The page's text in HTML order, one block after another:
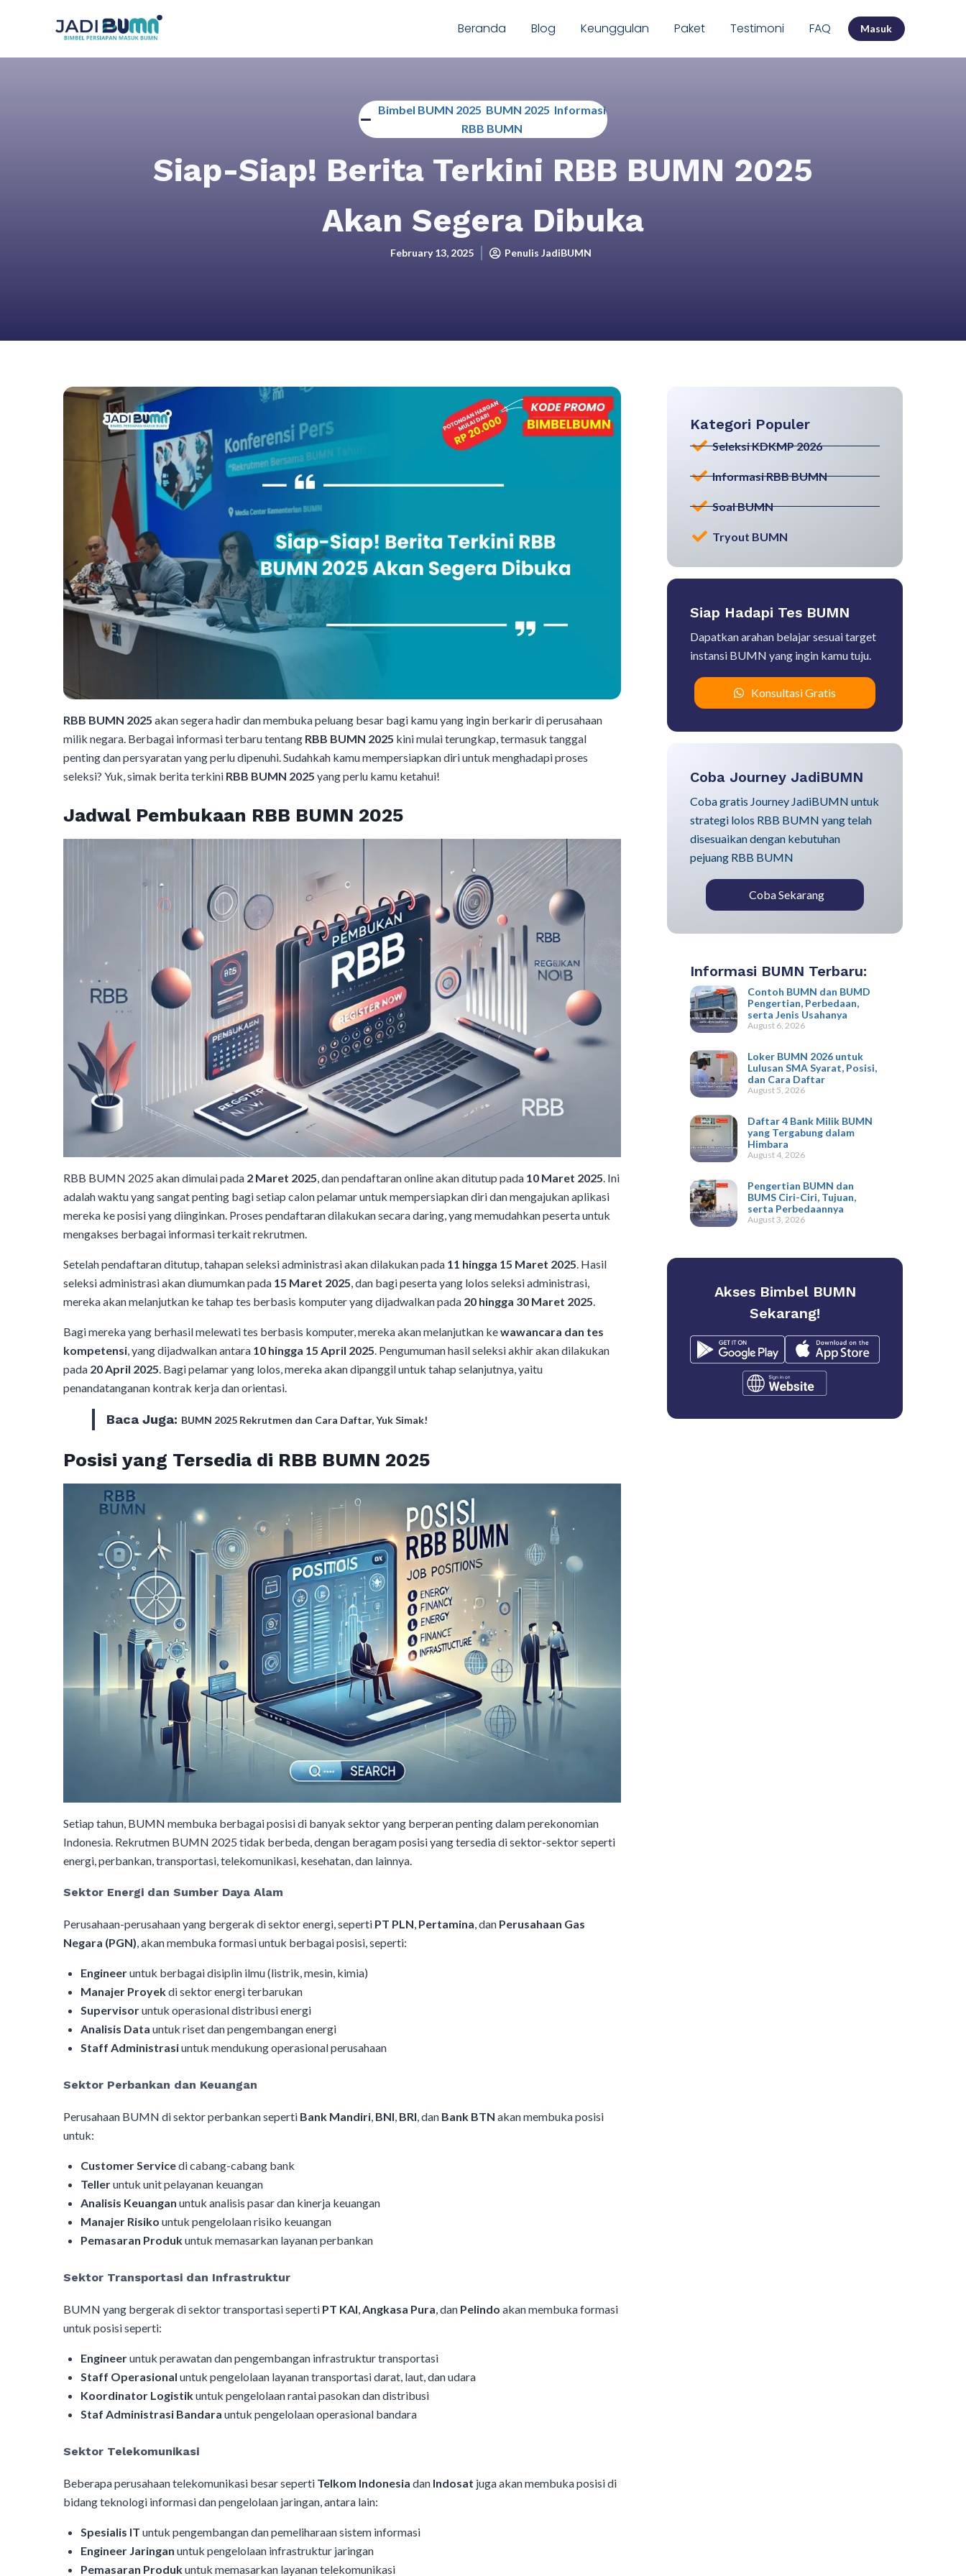
Beranda Blog Keunggulan Paket Testimoni FAQ Masuk
Bimbel BUMN 2025 BUMN 2025 Informasi
RBB BUMN
Siap-Siap! Berita Terkini RBB BUMN 2025
Akan Segera Dibuka
February 13, 2025 Penulis JadiBUMN
RBB BUMN 2025 akan segera hadir dan membuka peluang besar bagi kamu yang ingin berkarir di perusahaan
milik negara. Berbagai informasi terbaru tentang RBB BUMN 2025 kini mulai terungkap, termasuk tanggal
penting dan persyaratan yang perlu dipenuhi. Sudahkah kamu mempersiapkan diri untuk menghadapi proses
seleksi? Yuk, simak berita terkini RBB BUMN 2025 yang perlu kamu ketahui!
Jadwal Pembukaan RBB BUMN 2025
RBB BUMN 2025 akan dimulai pada 2 Maret 2025, dan pendaftaran online akan ditutup pada 10 Maret 2025. Ini
adalah waktu yang sangat penting bagi setiap calon pelamar untuk mempersiapkan diri dan mengajukan aplikasi
mereka ke posisi yang diinginkan. Proses pendaftaran dilakukan secara daring, yang memudahkan peserta untuk
mengakses berbagai informasi terkait rekrutmen.
Setelah pendaftaran ditutup, tahapan seleksi administrasi akan dilakukan pada 11 hingga 15 Maret 2025. Hasil
seleksi administrasi akan diumumkan pada 15 Maret 2025, dan bagi peserta yang lolos seleksi administrasi,
mereka akan melanjutkan ke tahap tes berbasis komputer yang dijadwalkan pada 20 hingga 30 Maret 2025.
Bagi mereka yang berhasil melewati tes berbasis komputer, mereka akan melanjutkan kewawancara dan tes
kompetensi, yang dijadwalkan antara 10 hingga 15 April 2025. Pengumuman hasil seleksi akhir akan dilakukan
pada 20 April 2025. Bagi pelamar yang lolos, mereka akan dipanggil untuk tahap selanjutnya, yaitu
penandatanganan kontrak kerja dan orientasi.
Baca Juga: BUMN 2025 Rekrutmen dan Cara Daftar, Yuk Simak!
Posisi yang Tersedia di RBB BUMN 2025
Setiap tahun, BUMN membuka berbagai posisi di banyak sektor yang berperan penting dalam perekonomian
Indonesia. Rekrutmen BUMN 2025 tidak berbeda, dengan beragam posisi yang tersedia di sektor-sektor seperti
energi, perbankan, transportasi, telekomunikasi, kesehatan, dan lainnya.
Sektor Energi dan Sumber Daya Alam
Perusahaan-perusahaan yang bergerak di sektor energi, seperti PT PLN Pertamina , dan Perusahaan Gas
Negara (PGN) , akan membuka formasi untuk berbagai posisi, seperti:
Engineeruntuk berbagai disiplin ilmu (listrik, mesin, kimia)
Manajer Proyekdi sektor energi terbarukan
Supervisoruntuk operasional distribusi energi
Analisis Data untuk riset dan pengembangan energi
Staff Administrasiuntuk mendukung operasional perusahaan
Sektor Perbankan dan Keuangan
Perusahaan BUMN di sektor perbankan seperti Bank Mandiri BNI BRI , dan Bank BTN akan membuka posisi
untuk:
Customer Servicedi cabang-cabang bank
Telleruntuk unit pelayanan keuangan
Analisis Keuangan untuk analisis pasar dan kinerja keuangan
Manajer Risiko untuk pengelolaan risiko keuangan
Pemasaran Produkuntuk memasarkan layanan perbankan
Sektor Transportasi dan Infrastruktur
BUMN yang bergerak di sektor transportasi seperti PT KAI Angkasa Pura , dan Pelindo akan membuka formasi
untuk posisi seperti:
Engineeruntuk perawatan dan pengembangan infrastruktur transportasi
Staff Operasional untuk pengelolaan layanan transportasi darat, laut, dan udara
Koordinator Logistikuntuk pengelolaan rantai pasokan dan distribusi
Staf Administrasi Bandara untuk pengelolaan operasional bandara
Sektor Telekomunikasi
Beberapa perusahaan telekomunikasi besar seperti Telkom Indonesia dan Indosat juga akan membuka posisi di
bidang teknologi informasi dan pengelolaan jaringan, antara lain:
Spesialis IT untuk pengembangan dan pemeliharaan sistem informasi
Engineer Jaringan untuk pengelolaan infrastruktur jaringan
Pemasaran Produkuntuk memasarkan layanan telekomunikasi
Kategori Populer
Seleksi KDKMP 2026
Informasi RBB BUMN
Soal BUMN
Tryout BUMN
Siap Hadapi Tes BUMN
Dapatkan arahan belajar sesuai target
instansi BUMN yang ingin kamu tuju.
Konsultasi Gratis
Coba Journey JadiBUMN
Coba gratis Journey JadiBUMN untuk
strategi lolos RBB BUMN yang telah
disesuaikan dengan kebutuhan
pejuang RBB BUMN
Coba Sekarang
Informasi BUMN Terbaru:
Contoh BUMN dan BUMD
Pengertian, Perbedaan,
serta Jenis Usahanya
August 6, 2026
Loker BUMN 2026 untuk
Lulusan SMA Syarat, Posisi,
dan Cara Daftar
August 5, 2026
Daftar 4 Bank Milik BUMN
yang Tergabung dalam
Himbara
August 4, 2026
Pengertian BUMN dan
BUMS Ciri-Ciri, Tujuan,
serta Perbedaannya
August 3, 2026
Akses Bimbel BUMN
Sekarang!